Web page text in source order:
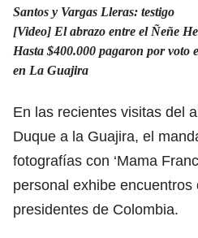
Santos y Vargas Lleras: testigo
[Video] El abrazo entre el Ñeñe
Hasta $400.000 pagaron por voto
en La Guajira
En las recientes visitas del
Duque a la Guajira, el
fotografías con ‘Mama
personal exhibe
presidentes de Colombia.